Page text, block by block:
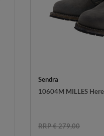
Sendra
10604M MILLES
RRP € 279,00